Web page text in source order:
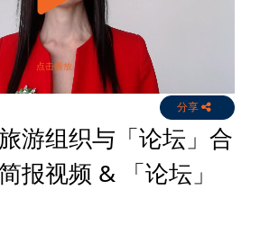
分享
游组织与「论坛」合
报视频 & 「论坛」